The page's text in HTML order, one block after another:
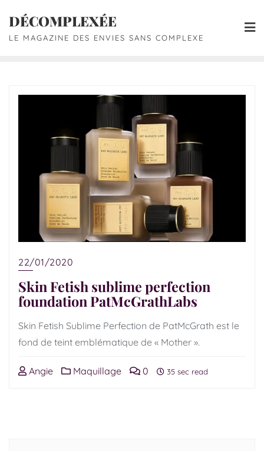
DÉCOMPLEXÉE
LE MAGAZINE DES ENVIES SANS COMPLEXE
22/01/2020
Skin Fetish sublime perfection
foundation PatMcGrathLabs
Skin Fetish Sublime Perfection de PatMcGrath est le
fond de teint emblématique de « Mother ».
Angie Maquillage 0 35 sec read